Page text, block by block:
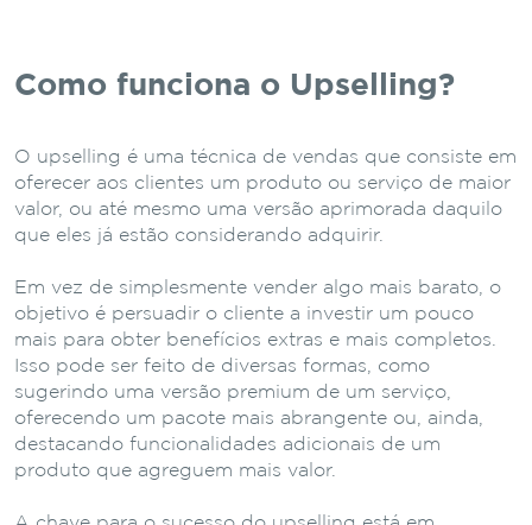
Como funciona o Upselling?
O upselling é uma técnica de vendas que consiste em
oferecer aos clientes um produto ou serviço de maior
valor, ou até mesmo uma versão aprimorada daquilo
que eles já estão considerando adquirir.
Em vez de simplesmente vender algo mais barato, o
objetivo é persuadir o cliente a investir um pouco
mais para obter benefícios extras e mais completos.
Isso pode ser feito de diversas formas, como
sugerindo uma versão premium de um serviço,
oferecendo um pacote mais abrangente ou, ainda,
destacando funcionalidades adicionais de um
produto que agreguem mais valor.